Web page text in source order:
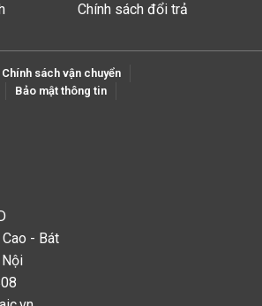
Chính sách đổi trả
Chính sách vận chuyển
Bảo mật thông tin
- Bát
Nội